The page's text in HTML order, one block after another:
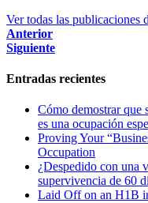
Ver todas las publicaciones
Anterior
Siguiente
Entradas recientes
Cómo demostrar que
es una ocupación
Proving Your
Occupation
¿Despedido con una
supervivencia de 60
Laid Off on an H1B